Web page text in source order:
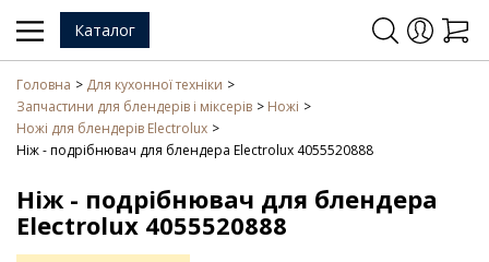
Каталог
Головна
Для кухонної техніки
Запчастини для блендерів і міксерів
Ножі
Ножі для блендерів Electrolux
Ніж - подрібнювач для блендера Electrolux 4055520888
Ніж - подрібнювач для блендера
Electrolux 4055520888